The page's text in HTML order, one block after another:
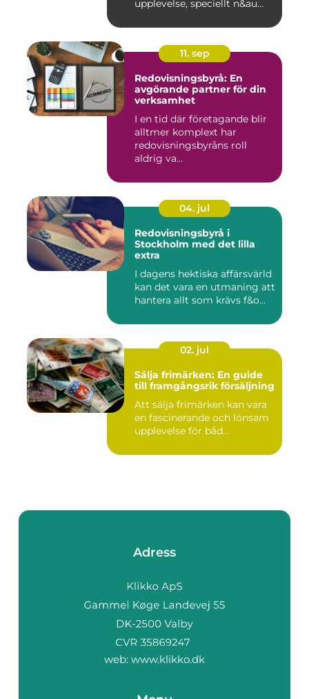
upplevelse, speciellt n&au...
11. sep
Redovisningsbyrå: En
avgörande partner för din
verksamhet
I en tid där företagande blir
alltmer komplext har
redovisningsbyråns roll
aldrig va...
04. jul
Redovisningsbyrå i
Stockholm med det lilla
extra
I dagens hektiska affärsvärld
kan det vara en utmaning att
hantera allt som krävs f&o...
02. jul
Sälja frimärken: En guide
till framgångsrik försäljning
Att sälja frimärken kan vara
en fascinerande och lönsam
upplevelse för båd...
Adress
web: www.klikko.dk